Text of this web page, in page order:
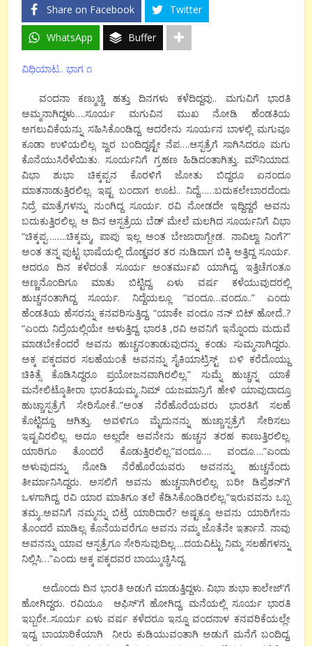
Share on Facebook Twitter
WhatsApp Buffer
ವಿಧಿಯಾಟ.. ಭಾಗ ೧
ವಂದನಾ ಕಣ್ಮುಚ್ಚಿ ಹತ್ತು ದಿನಗಳು ಕಳೆದಿದ್ದವು.. ಮಗುವಿಗೆ ಭಾರತಿ
ಅಮ್ಮನಾಗಿದ್ದಳು….ಸೂರ್ಯ ಮಗುವಿನ ಮುಖ ನೋಡಿ ಹೆಂಡತಿಯ
ಅಗಲುವಿಕೆಯನ್ನು ಸಹಿಸಿಕೊಂಡಿದ್ದ. ಆದರೇನು ಸೂರ್ಯನ ಬಾಳಲ್ಲಿ ಮಗುವೂ
ಕೂಡಾ ಉಳಿಯಲಿಲ್ಲ. ಜ್ವರ ಬಂದಿದ್ದಷ್ಟೇ ನೆಪ….ಆಸ್ಪತ್ರೆಗೆ ಸಾಗಿಸಿದರೂ ಮಗು
ಕೊನೆಯುಸಿರೆಳೆಯಿತು. ಸೂರ್ಯನಿಗೆ ಗ್ರಹಣ ಹಿಡಿದಂತಾಗಿತ್ತು. ಮೌನಿಯಾದ.
ವಿಭಾ ಶುಭಾ ಚಿಕ್ಕಪ್ಪನ ಕೊರಳಿಗೆ ಜೋತು ಬಿದ್ದರೂ ಏನಂದೂ
ಮಾತನಾಡುತ್ತಿರಲಿಲ್ಲ. ಇಷ್ಟ ಬಂದಾಗ ಊಟ.. ನಿದ್ದೆ……ಬದುಕಲೇಬಾರದೆಂದು
ನಿದ್ರೆ ಮಾತ್ರೆಗಳನ್ನು ನುಂಗಿದ್ದ ಸೂರ್ಯ. ರವಿ ನೋಡದೇ ಇದ್ದಿದ್ದರೆ ಅವನು
ಬದುಕುತ್ತಿರಲಿಲ್ಲ. ಆ ದಿನ ಆಸ್ಪತ್ರೆಯ ಬೆಡ್ ಮೇಲೆ ಮಲಗಿದ ಸೂರ್ಯನಿಗೆ ವಿಭಾ
“ಚಿಕ್ಕಪ್ಪ……..ಚಿಕ್ಕಮ್ಮ, ಪಾಪು ಇಲ್ಲ ಅಂತ ಬೇಜಾರಾಗ್ಬೇಡ. ನಾವಿಲ್ವಾ ನಿಂಗೆ?”
ಅಂತ ತನ್ನ ಪುಟ್ಟ ಭಾಷೆಯಲ್ಲಿ ದೊಡ್ಡವರ ತರ ನುಡಿದಾಗ ಬಿಕ್ಕಿ ಅತ್ತಿದ್ದ ಸೂರ್ಯ.
ಆದರೂ ದಿನ ಕಳೆದಂತೆ ಸೂರ್ಯ ಅಂತರ್ಮುಖಿ ಯಾಗಿದ್ದ. ಇತ್ತಿಚೆಗಂತೂ
ಅಣ್ಣನೊಂದಿಗೂ ಮಾತು ಬಿಟ್ಟಿದ್ದ. ಏಳು ವರ್ಷ ಕಳೆಯುವುದರಲ್ಲಿ
ಹುಚ್ಚನಂತಾಗಿದ್ದ ಸೂರ್ಯ. ನಿದ್ದೆಯಲ್ಲೂ “ವಂದೂ…ವಂದೂ..” ಎಂದು
ಹೆಂಡತಿಯ ಹೆಸರನ್ನು ಕನವರಿಸುತ್ತಿದ್ದ. “ಯಾಕೇ ವಂದೂ ನನ್ ಬಿಟ್ ಹೋದೆ..?
“ಎಂದು ನಿದ್ರೆಯಲ್ಲಿಯೇ ಅಳುತ್ತಿದ್ದ. ಭಾರತಿ ,ರವಿ ಅವನಿಗೆ ಇನ್ನೊಂದು ಮದುವೆ
ಮಾಡಬೇಕೆಂದರೆ ಅವನು ಹುಚ್ಚನಂತಾಡುವುದನ್ನು ಕಂಡು ಸುಮ್ಮನಾಗಿದ್ದರು.
ಅಕ್ಕ ಪಕ್ಕದವರ ಸಲಹೆಯಂತೆ ಅವನನ್ನು ಸೈಕಿಯಾಟ್ರಿಸ್ಟ್ ಬಳಿ ಕರೆದೊಯ್ದು
ಚಿಕಿತ್ಸೆ ಕೊಡಿಸಿದ್ದರೂ ಪ್ರಯೋಜನವಾಗಿರಲಿಲ್ಲ.” ಸುಮ್ನೆ ಹುಚ್ಚನ್ನ ಯಾಕೆ
ಮನೇಲಿಟ್ಕೊತೀರಾ ಭಾರತಿಯಮ್ಮ..ನಿಮ್ ಯಜಮಾನ್ರಿಗೆ ಹೇಳಿ ಯಾವುದಾದ್ರೂ
ಹುಚ್ಚಾಸ್ಪತ್ರೆಗೆ ಸೇರಿಸೋಕೆ..”ಅಂತ ನೆರೆಹೊರೆಯವರು ಭಾರತಿಗೆ ಸಲಹೆ
ಕೊಟ್ಟಿದ್ದೂ ಆಗಿತ್ತು. ಅವಳಿಗೂ ಮೈದುನನ್ನು ಹುಚ್ಚಾಸ್ಪತ್ರೆಗೆ ಸೇರಿಸಲು
ಇಷ್ಟವಿರಲಿಲ್ಲ. ಅದೂ ಅಲ್ಲದೇ ಅವನೇನು ಹುಚ್ಚನ ತರಹ ಕಾಣುತ್ತಿರಲಿಲ್ಲ.
ಯಾರಿಗೂ ತೊಂದರೆ ಕೊಡುತ್ತಿರಲಿಲ್ಲ.”ವಂದೂ…. ವಂದೂ….”ಎಂದು
ಅಳುವುದನ್ನು ನೋಡಿ ನೆರೆಹೊರೆಯವರು ಅವನನ್ನು ಹುಚ್ಚನೆಂದು
ತೀರ್ಮಾನಿಸಿದ್ದರು. ಅಸಲಿಗೆ ಅವನು ಹುಚ್ಚನಾಗಿರಲಿಲ್ಲ. ಬರೀ ಡಿಪ್ರೆಶನ್’ಗೆ
ಒಳಗಾಗಿದ್ದ. ರವಿ ಯಾರ ಮಾತಿಗೂ ತಲೆ ಕೆಡಿಸಿಕೊಂಡಿರಲಿಲ್ಲ.”ಇರುವವನು ಒಬ್ಬ
ತಮ್ಮ..ಅವನಿಗೆ ನಮ್ಮನ್ನು ಬಿಟ್ರೆ ಯಾರಿದಾರೆ? ಅಷ್ಟಕ್ಕೂ ಅವನು ಯಾರಿಗೇನು
ತೊಂದರೆ ಮಾಡಿಲ್ಲ. ಕೊನೆಯವರೆಗೂ ಅವನು ನಮ್ಮ ಜೊತೆನೇ ಇರ್ತಾನೆ. ನಾವು
ಅವನನ್ನು ಯಾವ ಆಸ್ಪತ್ರೆಗೂ ಸೇರಿಸುವುದಿಲ್ಲ….ದಯವಿಟ್ಟು ನಿಮ್ಮ ಸಲಹೆಗಳನ್ನು
ನಿಲ್ಲಿಸಿ…”ಎಂದು ಅಕ್ಕ ಪಕ್ಕದವರ ಬಾಯ್ಮುಚ್ಚಿಸಿದ್ದ.
ಅದೊಂದು ದಿನ ಭಾರತಿ ಅಡುಗೆ ಮಾಡುತ್ತಿದ್ದಳು. ವಿಭಾ ಶುಭಾ ಕಾಲೇಜ್’ಗೆ
ಹೋಗಿದ್ದರು. ರವಿಯೂ ಆಫಿಸ್’ಗೆ ಹೋಗಿದ್ದ. ಮನೆಯಲ್ಲಿ ಸೂರ್ಯ ಭಾರತಿ
ಇಬ್ಬರೇ..ಸೂರ್ಯ ಏಳು ವರ್ಷ ಕಳೆದರೂ ಇನ್ನೂ ವಂದನಾಳ ಕನವರಿಕೆಯಲ್ಲೇ
ಇದ್ದ. ಬಾಯಾರಿಕೆಯಾಗಿ ನೀರು ಕುಡಿಯುವಂತಾಗಿ ಅಡುಗೆ ಮನೆಗೆ ಬಂದಿದ್ದ.